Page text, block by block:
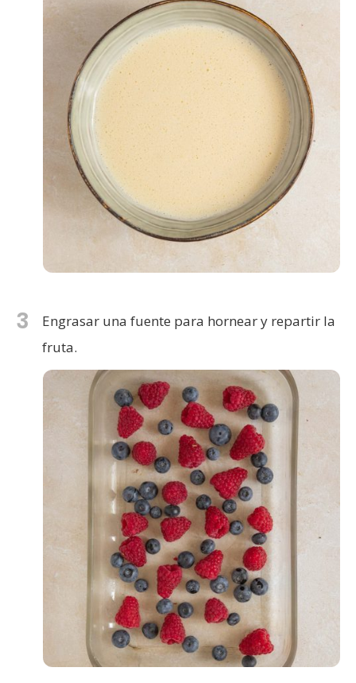
3
Engrasar una fuente para hornear y repartir la
fruta.